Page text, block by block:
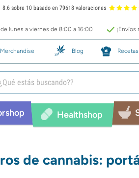
8.6 sobre 10 basado en 79618 valoraciones
lunes a viernes de 8:00 a 16:00 ¡Envíos
Merchandise Blog Recetas
Healthshop
de cannabis: